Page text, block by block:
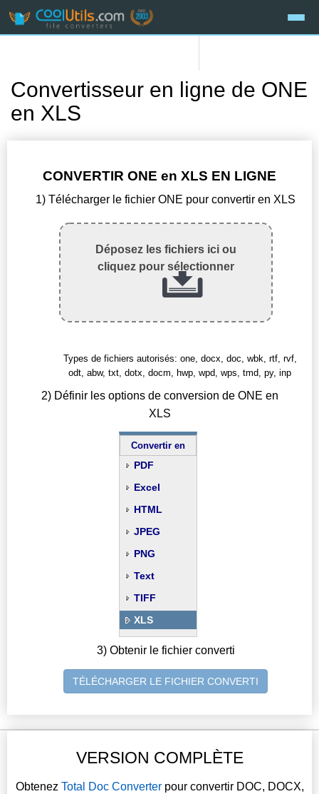
Convertisseur en ligne de ONE
en XLS
CONVERTIR ONE en XLS EN LIGNE
1) Télécharger le fichier ONE pour convertir en XLS
Déposez les fichiers ici ou
cliquez pour sélectionner
Types de fichiers autorisés: one, docx, doc, wbk, rtf, rvf,
odt, abw, txt, dotx, docm, hwp, wpd, wps, tmd, py, inp
2) Définir les options de conversion de ONE en
XLS
Convertir en
PDF
Excel
HTML
JPEG
PNG
Text
TIFF
XLS
3) Obtenir le fichier converti
TÉLÉCHARGER LE FICHIER CONVERTI
VERSION COMPLÈTE
Obtenez Total Doc Converterpour convertir DOC, DOCX,